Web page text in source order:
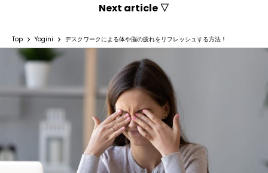
Next article ▽
Top Yogini デスクワークによる体や脳の疲れをリフレッシュする方法！